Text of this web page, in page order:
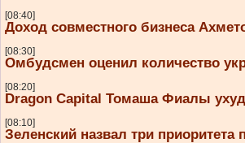
[08:40]
Доход совместного бизнеса
[08:30]
Омбудсмен оценил количество
[08:20]
Dragon Capital Томаша Фиалы
[08:10]
Зеленский назвал три приоритета